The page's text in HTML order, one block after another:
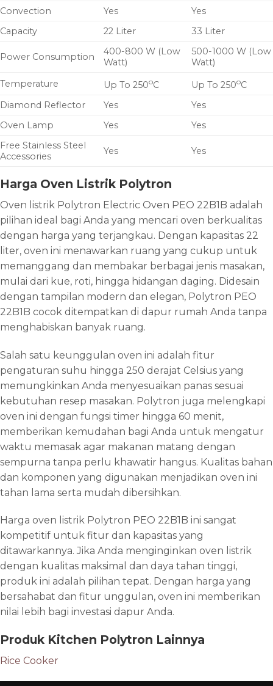
Convection
Yes
Yes
Capacity
22 Liter 33 Liter
Power Consumption
400-800 W (Low
Watt)
500-1000 W (Low
Watt)
Temperature
Up To 250oC Up To 250oC
Diamond Reflector
Yes
Yes
Oven Lamp
Yes
Yes
Free Stainless Steel
Accessories
Yes Yes
Harga Oven Listrik Polytron
Oven listrik Polytron Electric Oven PEO 22B1B adalah
pilihan ideal bagi Anda yang mencari oven berkualitas
dengan harga yang terjangkau. Dengan kapasitas 22
liter, oven ini menawarkan ruang yang cukup untuk
memanggang dan membakar berbagai jenis masakan,
mulai dari kue, roti, hingga hidangan daging. Didesain
dengan tampilan modern dan elegan, Polytron PEO
22B1B cocok ditempatkan di dapur rumah Anda tanpa
menghabiskan banyak ruang.
Salah satu keunggulan oven ini adalah fitur
pengaturan suhu hingga 250 derajat Celsius yang
memungkinkan Anda menyesuaikan panas sesuai
kebutuhan resep masakan. Polytron juga melengkapi
oven ini dengan fungsi timer hingga 60 menit,
memberikan kemudahan bagi Anda untuk mengatur
waktu memasak agar makanan matang dengan
sempurna tanpa perlu khawatir hangus. Kualitas bahan
dan komponen yang digunakan menjadikan oven ini
tahan lama serta mudah dibersihkan.
Harga oven listrik Polytron PEO 22B1B ini sangat
kompetitif untuk fitur dan kapasitas yang
ditawarkannya. Jika Anda menginginkan oven listrik
dengan kualitas maksimal dan daya tahan tinggi,
produk ini adalah pilihan tepat. Dengan harga yang
bersahabat dan fitur unggulan, oven ini memberikan
nilai lebih bagi investasi dapur Anda.
Produk Kitchen Polytron Lainnya
Rice Cooker